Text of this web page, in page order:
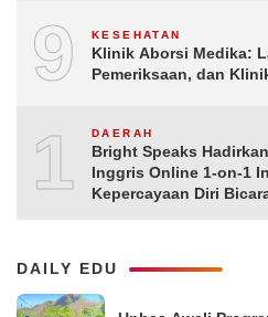
9 KESEHATAN
Klinik Aborsi Medika:
Pemeriksaan, dan
10DAERAH
Bright Speaks
Inggris Online 1-on-1
Kepercayaan Diri
DAILY EDU